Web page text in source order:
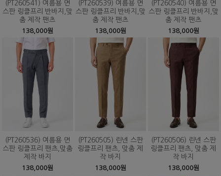
(PT260541) 여름용 면
스판 링클프리 반바지,맞
춤 제작 팬츠
138,000원
(PT260539) 여름용 면
스판 링클프리 반바지,맞
춤 제작 팬츠
138,000원
(PT260540) 여름용 면
스판 링클프리 반바지,맞
춤 제작 팬츠
138,000원
(PT260536) 여름용 면
스판 링클프리 팬츠,맞춤
제작 바지
138,000원
(PT260505) 린넨 스판
링클프리 팬츠, 맞춤 제
작 바지
138,000원
(PT260506) 린넨 스판
링클프리 팬츠, 맞춤 제
작 바지
138,000원